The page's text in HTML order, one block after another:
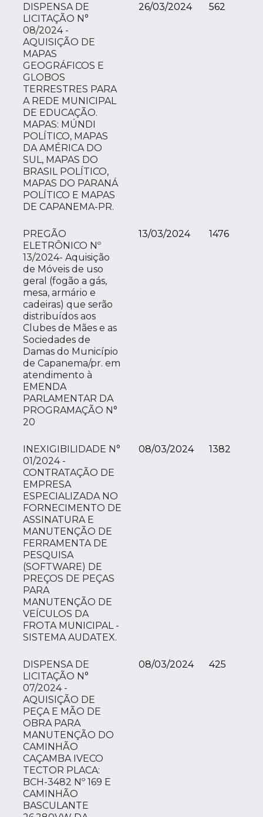
DISPENSA DE
LICITAÇÃO N°
08/2024 -
AQUISIÇÃO DE
MAPAS
GEOGRÁFICOS E
GLOBOS
TERRESTRES PARA
A REDE MUNICIPAL
DE EDUCAÇÃO.
MAPAS: MÚNDI
POLÍTICO, MAPAS
DA AMÉRICA DO
SUL, MAPAS DO
BRASIL POLÍTICO,
MAPAS DO PARANÁ
POLÍTICO E MAPAS
DE CAPANEMA-PR.
26/03/2024 562
PREGÃO
ELETRÔNICO Nº
13/2024- Aquisição
de Móveis de uso
geral (fogão a gás,
mesa, armário e
cadeiras) que serão
distribuídos aos
Clubes de Mães e as
Sociedades de
Damas do Município
de Capanema/pr. em
atendimento à
EMENDA
PARLAMENTAR DA
PROGRAMAÇÃO N°
20
13/03/2024 1476
INEXIGIBILIDADE N°
01/2024 -
CONTRATAÇÃO DE
EMPRESA
ESPECIALIZADA NO
FORNECIMENTO DE
ASSINATURA E
MANUTENÇÃO DE
FERRAMENTA DE
PESQUISA
(SOFTWARE) DE
PREÇOS DE PEÇAS
PARA
MANUTENÇÃO DE
VEÍCULOS DA
FROTA MUNICIPAL -
SISTEMA AUDATEX.
08/03/2024 1382
DISPENSA DE
LICITAÇÃO N°
07/2024 -
AQUISIÇÃO DE
PEÇA E MÃO DE
OBRA PARA
MANUTENÇÃO DO
CAMINHÃO
CAÇAMBA IVECO
TECTOR PLACA:
BCH-3482 Nº 169 E
CAMINHÃO
BASCULANTE
08/03/2024 425